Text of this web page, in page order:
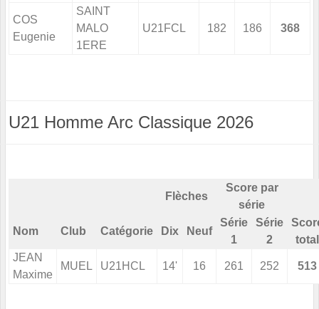
COS
Eugenie
SAINT
MALO
1ERE
U21FCL 182 186 368
U21 Homme Arc Classique 2026
Flèches
Score par
série
Nom Club Catégorie Dix Neuf
Série
1
Série
2
total
JEAN
Maxime
MUEL U21HCL 14' 16 261 252 513